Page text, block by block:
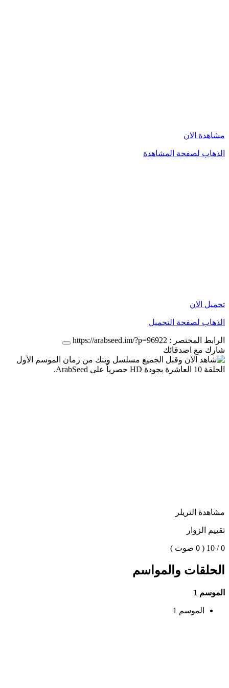
مشاهدة الان
الذهاب لصفحة المشاهدة
تحميل الان
الذهاب لصفحة التحميل
الرابط المختصر : https://arabseed.im/?p=96922
شارك مع اصدقائك
مشاهدة التريلر
تقييم الزوار
0 / 10 ( 0 صوت )
الحلقات والمواسم
الموسم 1
الموسم 1